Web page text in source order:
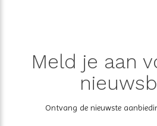
Meld je aan
Ontvang de nieuwste